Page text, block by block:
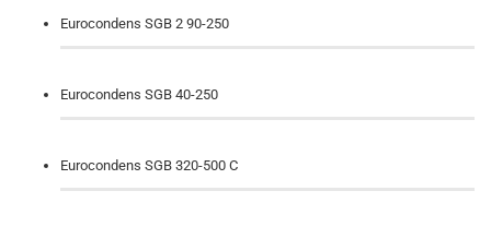
Eurocondens SGB 2 90-250
Eurocondens SGB 40-250
Eurocondens SGB 320-500 C